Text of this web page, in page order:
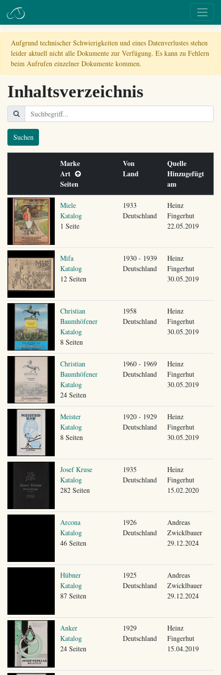
Aufgrund technischer Schwierigkeiten und eines Datenverlustes stehen
leider aktuell nicht alle Dokumente zur Verfügung. Es kann zu Fehlern
beim Aufrufen einzelner Dokumente kommen.
Inhaltsverzeichnis
Suchen
Marke
Art
Seiten
Von
Land
Quelle
Hinzugefügt
am
Miele
Katalog
1 Seite
1933
Deutschland
Heinz
Fingerhut
22.05.2019
Mifa
Katalog
12 Seiten
1930 - 1939
Deutschland
Heinz
Fingerhut
30.05.2019
Christian
Baumhöfener
Katalog
8 Seiten
1958
Deutschland
Heinz
Fingerhut
30.05.2019
Christian
Baumhöfener
Katalog
24 Seiten
1960 - 1969
Deutschland
Heinz
Fingerhut
30.05.2019
Meister
Katalog
8 Seiten
1920 - 1929
Deutschland
Heinz
Fingerhut
30.05.2019
Josef Kruse
Katalog
282 Seiten
1935
Deutschland
Heinz
Fingerhut
15.02.2020
Arcona
Katalog
46 Seiten
1926
Deutschland
Andreas
Zwicklbauer
29.12.2024
Hübner
Katalog
87 Seiten
1925
Deutschland
Andreas
Zwicklbauer
29.12.2024
Anker
Katalog
24 Seiten
1929
Deutschland
Heinz
Fingerhut
15.04.2019